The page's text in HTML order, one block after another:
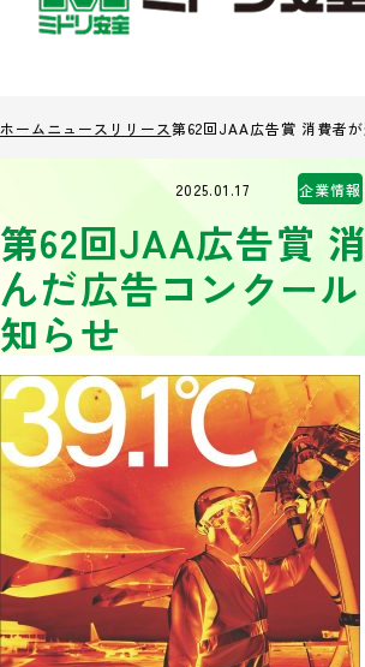
ホームニュースリリース第62回JAA広告賞 消費者
2025.01.17 企業情報
第62回JAA広告賞
んだ広告コンクー
知らせ